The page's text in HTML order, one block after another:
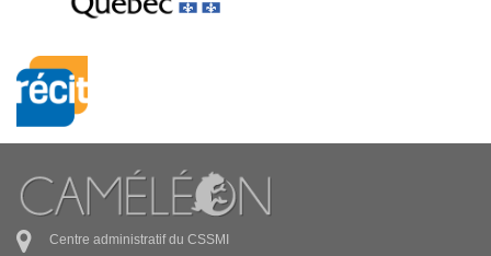
Centre administratif du CSSMI